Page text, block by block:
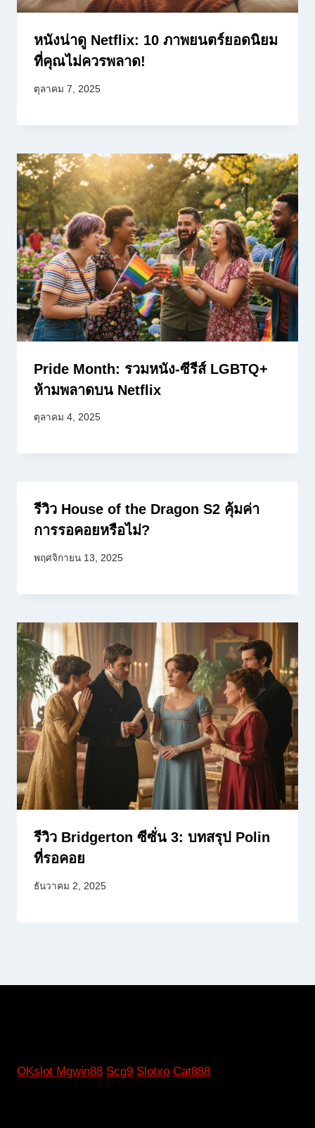
หนังน่าดู Netflix: 10 ภาพยนตร์ยอดนิยม
ที่คุณไม่ควรพลาด!
ตุลาคม 7, 2025
Pride Month: รวมหนัง-ซีรีส์ LGBTQ+
ห้ามพลาดบน Netflix
ตุลาคม 4, 2025
รีวิว House of the Dragon S2 คุ้มค่า
การรอคอยหรือไม่?
พฤศจิกายน 13, 2025
รีวิว Bridgerton ซีซั่น 3: บทสรุป Polin
ที่รอคอย
ธันวาคม 2, 2025
OKslot Mgwin88 Scg9 Slotxo Cat888